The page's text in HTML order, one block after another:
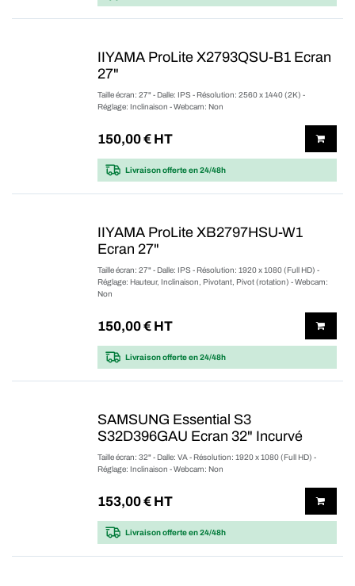
IIYAMA ProLite X2793QSU-B1 Ecran
27"
Taille écran: 27" - Dalle: IPS - Résolution: 2560 x 1440 (2K) -
Réglage: Inclinaison - Webcam: Non
150,00€ HT
Livraison offerteen 24/48h
IIYAMA ProLite XB2797HSU-W1
Ecran 27"
Taille écran: 27" - Dalle: IPS - Résolution: 1920 x 1080 (Full HD) -
Réglage: Hauteur, Inclinaison, Pivotant, Pivot (rotation) - Webcam:
Non
150,00€ HT
Livraison offerteen 24/48h
SAMSUNG Essential S3
S32D396GAU Ecran 32" Incurvé
Taille écran: 32" - Dalle: VA - Résolution: 1920 x 1080 (Full HD) -
Réglage: Inclinaison - Webcam: Non
153,00€ HT
Livraison offerteen 24/48h